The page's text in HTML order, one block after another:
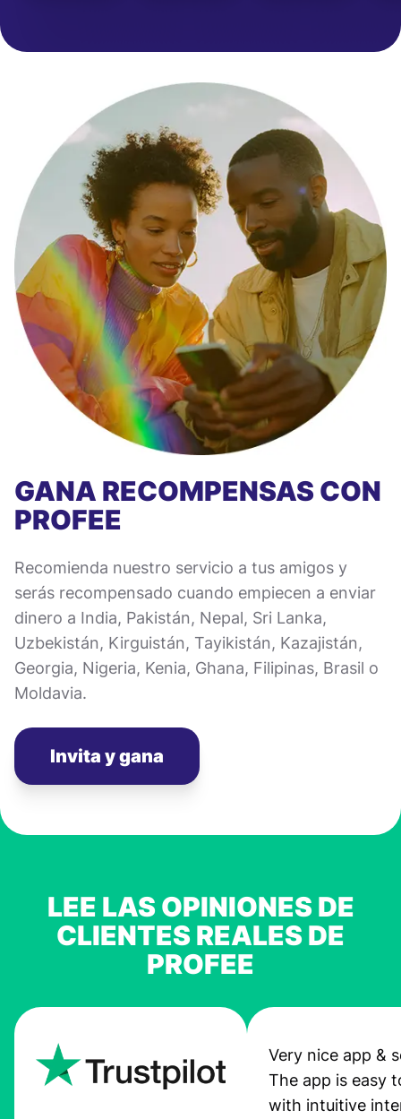
GANA RECOMPENSAS CON
PROFEE
Recomienda nuestro servicio a tus amigos y
serás recompensado cuando empiecen a enviar
dinero a India, Pakistán, Nepal, Sri Lanka,
Uzbekistán, Kirguistán, Tayikistán, Kazajistán,
Georgia, Nigeria, Kenia, Ghana, Filipinas, Brasil o
Moldavia.
Invita y gana
LEE LAS OPINIONES DE
CLIENTES REALES DE
PROFEE
Very nice app &
The app is easy
with intuitive